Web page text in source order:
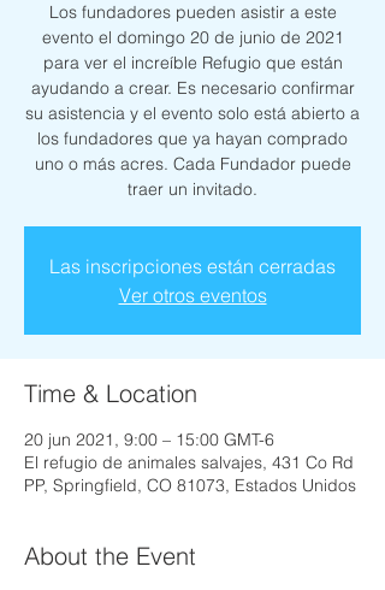
Los fundadores pueden asistir a este
evento el domingo 20 de junio de 2021
para ver el increíble Refugio que están
ayudando a crear. Es necesario confirmar
su asistencia y el evento solo está abierto a
los fundadores que ya hayan comprado
uno o más acres. Cada Fundador puede
traer un invitado.
Las inscripciones están cerradas
Ver otros eventos
Time & Location
20 jun 2021, 9:00 – 15:00 GMT-6
El refugio de animales salvajes, 431 Co Rd
PP, Springfield, CO 81073, Estados Unidos
About the Event